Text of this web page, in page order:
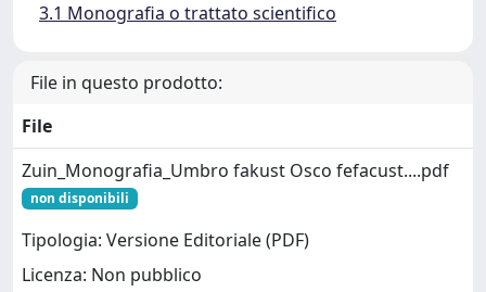
3.1 Monografia o trattato scientifico
File in questo prodotto:
File
Zuin_Monografia_Umbro fakust Osco fefacust....pdf
non disponibili
Tipologia: Versione Editoriale (PDF)
Licenza: Non pubblico